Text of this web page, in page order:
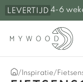
LEVERTIJD 4-6
/ Inspiratie/